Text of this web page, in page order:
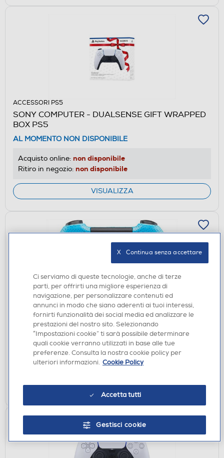
ACCESSORI PS5
SONY COMPUTER - DUALSENSE GIFT WRAPPED
BOX PS5
AL MOMENTO NON DISPONIBILE
Acquisto online: non disponibile
Ritiro in negozio: non disponibile
VISUALIZZA
ACCESSORI HOME ENTERTAINMENT
QUBICK - WIRELESS CONTROLLER SSC NAPOLI
DISPONIBILE SOLO IN NEGOZIO
Acquisto online:non disponibile
Ritiro in negozio in 30' gratuito:verifica
CERCA NEGOZIO
Ci serviamo di queste tecnologie, anche di terze
parti, per offrirti una migliore esperienza di
navigazione, per personalizzare contenuti ed
annunci in modo che siano aderenti ai tuoi interessi,
fornirti funzionalità dei social media ed analizzare le
prestazioni del nostro sito. Selezionando
“Impostazioni cookie” ti sarà possibile determinare
quali cookie verranno utilizzati in base alle tue
preferenze. Consulta la nostra cookie policy per
ulteriori informazioni. Cookie Policy
Accetta tutti
Gestisci cookie
X   Continua senza accettare